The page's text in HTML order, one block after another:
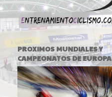
PROXIMOS MUNDIALES Y
CAMPEONATOS DE EUROPA